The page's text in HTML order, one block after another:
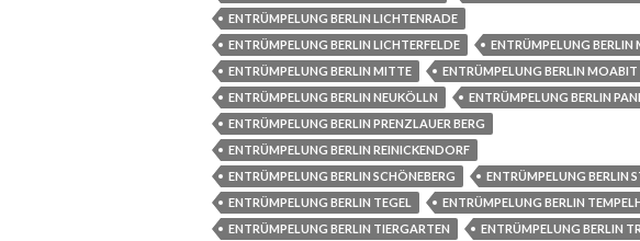
ENTRÜMPELUNG BERLIN LICHTENRADE
ENTRÜMPELUNG BERLIN LICHTERFELDE
ENTRÜMPELUNG BERLIN
ENTRÜMPELUNG BERLIN MITTE
ENTRÜMPELUNG BERLIN MOABIT
ENTRÜMPELUNG BERLIN NEUKÖLLN
ENTRÜMPELUNG BERLIN
ENTRÜMPELUNG BERLIN PRENZLAUER BERG
ENTRÜMPELUNG BERLIN REINICKENDORF
ENTRÜMPELUNG BERLIN SCHÖNEBERG
ENTRÜMPELUNG BERLIN
ENTRÜMPELUNG BERLIN TEGEL
ENTRÜMPELUNG BERLIN
ENTRÜMPELUNG BERLIN TIERGARTEN
ENTRÜMPELUNG BERLIN